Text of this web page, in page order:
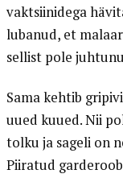
vaktsiinidega
lubanud, et
sellist pole
Sama kehtib
uued kuued. Nii
tolku ja sageli on
Piiratud